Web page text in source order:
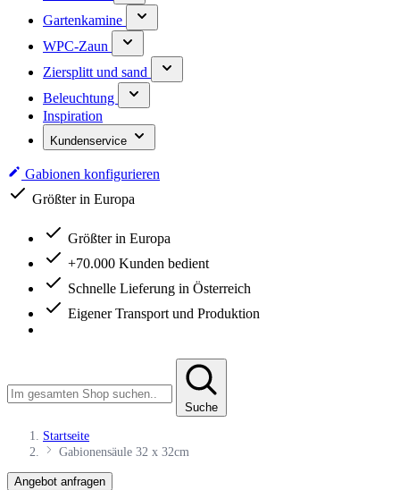
Gartenkamine
WPC-Zaun
Ziersplitt und sand
Beleuchtung
Inspiration
Kundenservice
Gabionen konfigurieren
Größter in Europa
Größter in Europa
+70.000 Kunden bedient
Schnelle Lieferung in Österreich
Eigener Transport und Produktion
Suche
Startseite
Gabionensäule 32 x 32cm
Angebot anfragen